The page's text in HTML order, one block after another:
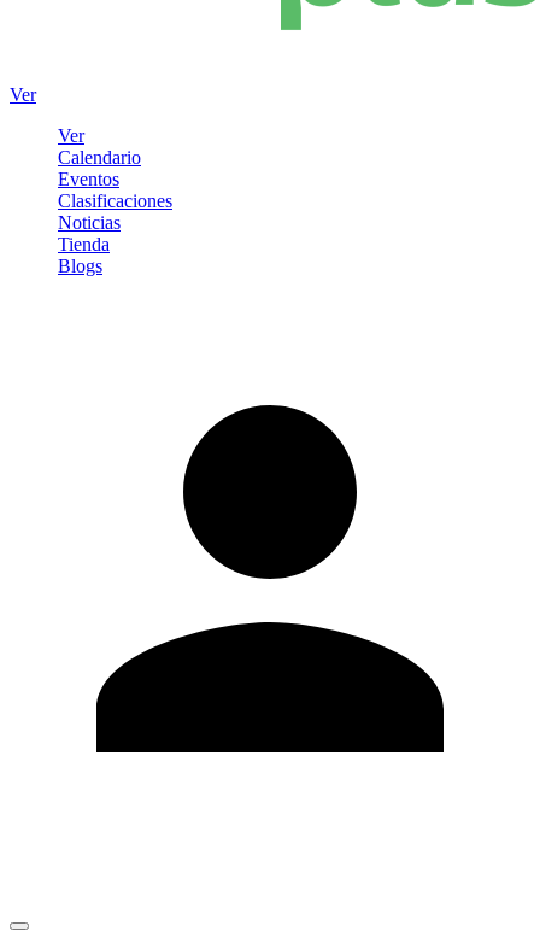
Ver
Ver
Calendario
Eventos
Clasificaciones
Noticias
Tienda
Blogs